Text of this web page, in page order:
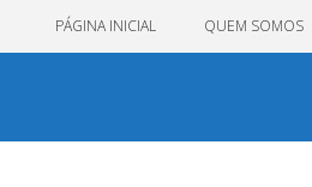
PÁGINA INICIAL QUEM SOMOS